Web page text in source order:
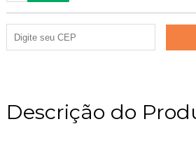
Descrição do